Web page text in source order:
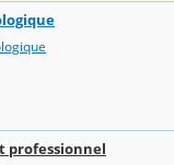
professionnel